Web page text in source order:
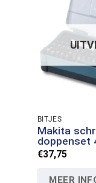
BITJES
Makita
doppenset
€37,75
MEER